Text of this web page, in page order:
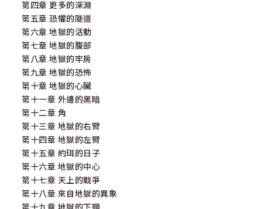
第四章 更多的深淵
第五章 恐懼的隧道
第六章 地獄的活動
第七章 地獄的腹部
第八章 地獄的牢房
第九章 地獄的恐怖
第十章 地獄的心臟
第十一章 外邊的黑暗
第十二章 角
第十三章 地獄的右臂
第十四章 地獄的左臂
第十五章 約珥的日子
第十六章 地獄的中心
第十七章 天上的戰爭
第十八章 來自地獄的異象